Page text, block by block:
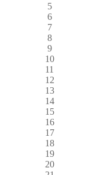
5
6
7
8
9
10
11
12
13
14
15
16
17
18
19
20